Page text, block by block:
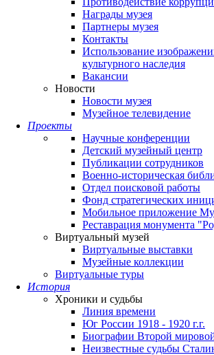
Награды музея
Партнеры музея
Контакты
Использование
культурного наследия
Вакансии
Новости
Новости музея
Музейное телевидение
Проекты
Научные конференции
Детский музейный центр
Публикации сотрудников
Военно-историческая
Отдел поисковой работы
Фонд стратегических
Мобильное приложение
Реставрация монумента
Виртуальный музей
Виртуальные выставки
Музейные коллекции
Виртуальные туры
История
Хроники и судьбы
Линия времени
Юг России 1918 - 1920 г.г.
Биографии Второй
Неизвестные судьбы